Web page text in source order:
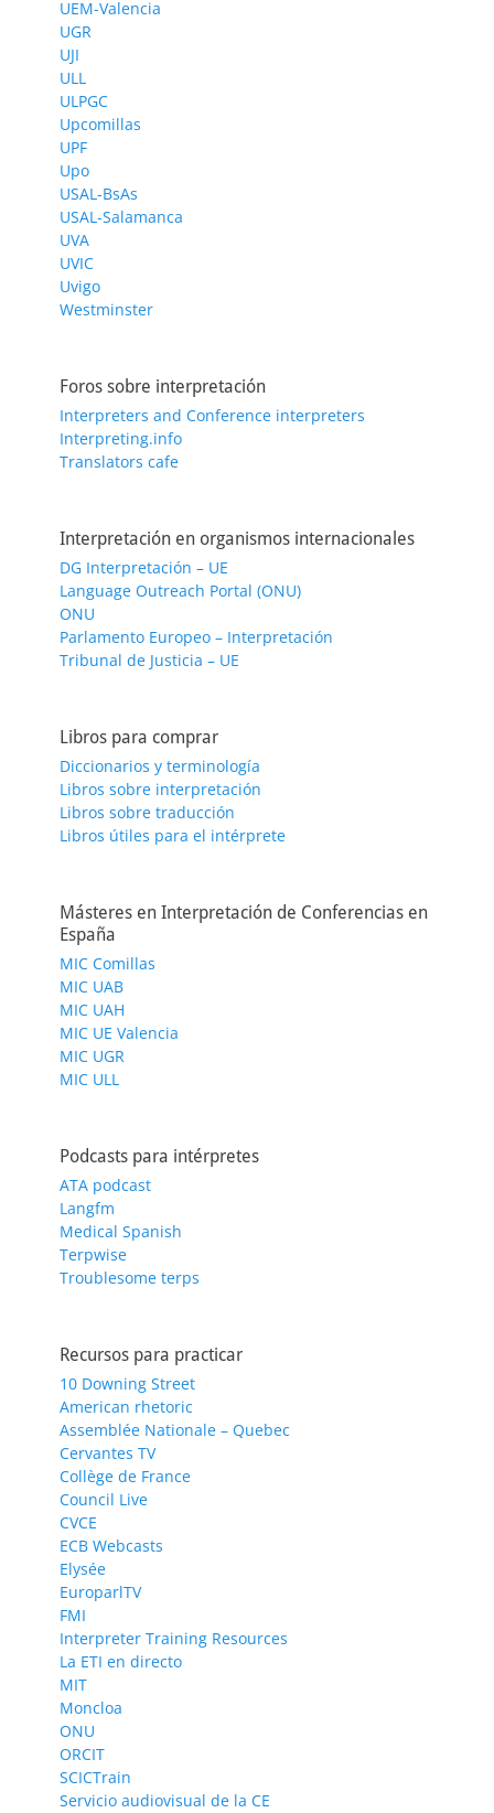
UEM-Valencia
UGR
UJI
ULL
ULPGC
Upcomillas
UPF
Upo
USAL-BsAs
USAL-Salamanca
UVA
UVIC
Uvigo
Westminster
Foros sobre interpretación
Interpreters and Conference interpreters
Interpreting.info
Translators cafe
Interpretación en organismos internacionales
DG Interpretación – UE
Language Outreach Portal (ONU)
ONU
Parlamento Europeo – Interpretación
Tribunal de Justicia – UE
Libros para comprar
Diccionarios y terminología
Libros sobre interpretación
Libros sobre traducción
Libros útiles para el intérprete
Másteres en Interpretación de Conferencias en
España
MIC Comillas
MIC UAB
MIC UAH
MIC UE Valencia
MIC UGR
MIC ULL
Podcasts para intérpretes
ATA podcast
Langfm
Medical Spanish
Terpwise
Troublesome terps
Recursos para practicar
10 Downing Street
American rhetoric
Assemblée Nationale – Quebec
Cervantes TV
Collège de France
Council Live
CVCE
ECB Webcasts
Elysée
EuroparlTV
FMI
Interpreter Training Resources
La ETI en directo
MIT
Moncloa
ONU
ORCIT
SCICTrain
Servicio audiovisual de la CE